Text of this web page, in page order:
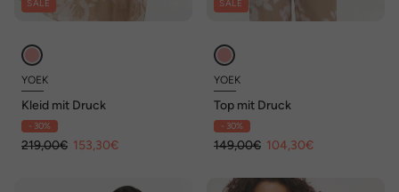
SALE
YOEK
Kleid mit Druck
- 30%
219,00€ 153,30€
SALE
YOEK
Top mit Druck
- 30%
149,00€ 104,30€